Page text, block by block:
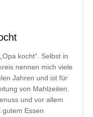
kocht“. Selbst in
nennen mich viele
Jahren und ist für
von Mahlzeiten.
und vor allem
Essen